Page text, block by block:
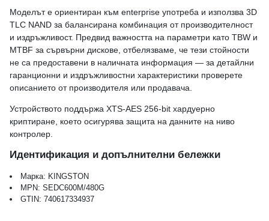
Моделът е ориентиран към enterprise употреба и използва 3D
TLC NAND за балансирана комбинация от производителност
и издръжливост. Предвид важността на параметри като TBW и
MTBF за сървърни дискове, отбелязваме, че тези стойности
не са предоставени в наличната информация — за детайлни
гаранционни и издръжливостни характеристики проверете
описанието от производителя или продавача.
Устройството поддържа XTS-AES 256-bit хардуерно
криптиране, което осигурява защита на данните на ниво
контролер.
Идентификация и допълнителни бележки
Марка: KINGSTON
MPN: SEDC600M/480G
GTIN: 740617334937